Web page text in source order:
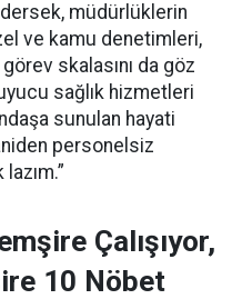
dersek, müdürlüklerin
ve kamu denetimleri,
skalasını da göz
sağlık hizmetleri
sunulan hayati
personelsiz
Çalışıyor,
10 Nöbet